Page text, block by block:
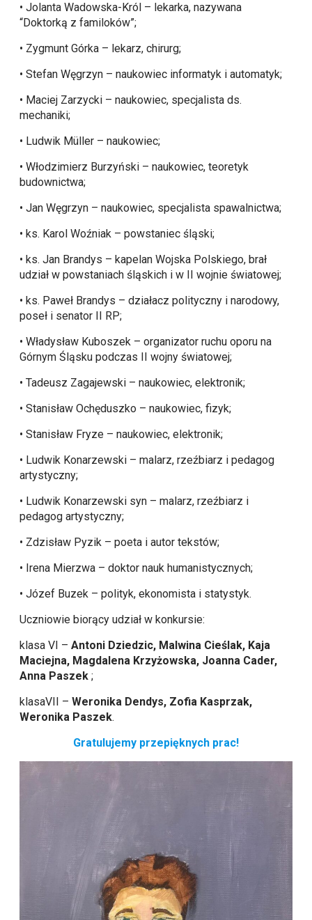
• Jolanta Wadowska-Król – lekarka, nazywana
“Doktorką z familoków”;
• Zygmunt Górka – lekarz, chirurg;
• Stefan Węgrzyn – naukowiec informatyk i automatyk;
• Maciej Zarzycki – naukowiec, specjalista ds.
mechaniki;
• Ludwik Müller – naukowiec;
• Włodzimierz Burzyński – naukowiec, teoretyk
budownictwa;
• Jan Węgrzyn – naukowiec, specjalista spawalnictwa;
• ks. Karol Woźniak – powstaniec śląski;
• ks. Jan Brandys – kapelan Wojska Polskiego, brał
udział w powstaniach śląskich i w II wojnie światowej;
• ks. Paweł Brandys – działacz polityczny i narodowy,
poseł i senator II RP;
• Władysław Kuboszek – organizator ruchu oporu na
Górnym Śląsku podczas II wojny światowej;
• Tadeusz Zagajewski – naukowiec, elektronik;
• Stanisław Ochęduszko – naukowiec, fizyk;
• Stanisław Fryze – naukowiec, elektronik;
• Ludwik Konarzewski – malarz, rzeźbiarz i pedagog
artystyczny;
• Ludwik Konarzewski syn – malarz, rzeźbiarz i
pedagog artystyczny;
• Zdzisław Pyzik – poeta i autor tekstów;
• Irena Mierzwa – doktor nauk humanistycznych;
• Józef Buzek – polityk, ekonomista i statystyk.
Uczniowie biorący udział w konkursie:
klasa VI –Antoni Dziedzic, Malwina Cieślak, Kaja
Maciejna, Magdalena Krzyżowska, Joanna Cader,
Anna Paszek;
klasaVII –Weronika Dendys, Zofia Kasprzak,
Weronika Paszek.
Gratulujemy przepięknych prac!